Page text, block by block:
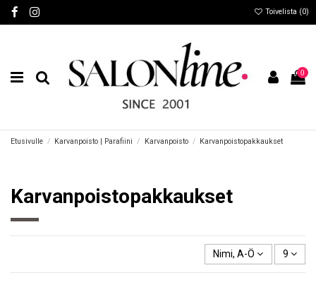
Toivelista (0)
0
Etusivulle Karvanpoisto | Parafiini Karvanpoisto Karvanpoistopakkaukset
Karvanpoistopakkaukset
Nimi, A-Ö 9